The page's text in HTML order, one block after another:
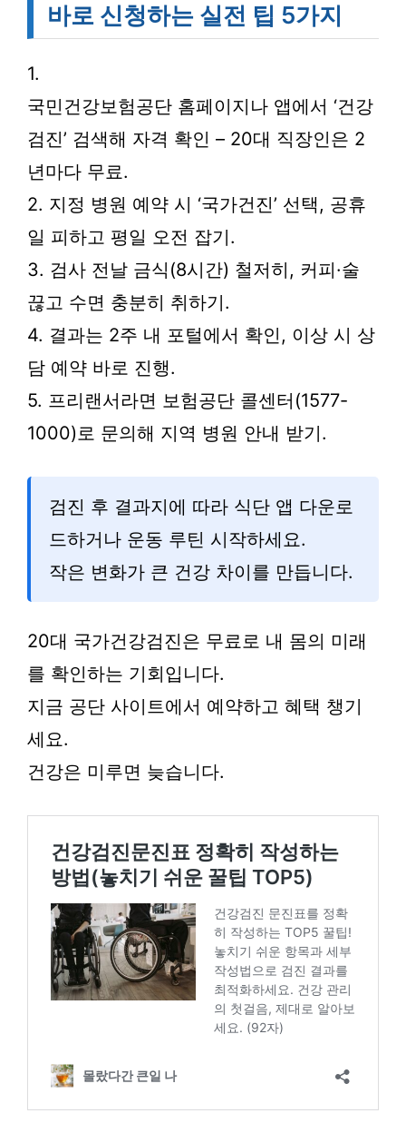
바로 신청하는 실전 팁 5가지
1.
국민건강보험공단 홈페이지나 앱에서 ‘건강
검진’ 검색해 자격 확인 – 20대 직장인은 2
년마다 무료.
2. 지정 병원 예약 시 ‘국가건진’ 선택, 공휴
일 피하고 평일 오전 잡기.
3. 검사 전날 금식(8시간) 철저히, 커피·술
끊고 수면 충분히 취하기.
4. 결과는 2주 내 포털에서 확인, 이상 시 상
담 예약 바로 진행.
5. 프리랜서라면 보험공단 콜센터(1577-
1000)로 문의해 지역 병원 안내 받기.
검진 후 결과지에 따라 식단 앱 다운로
드하거나 운동 루틴 시작하세요.
작은 변화가 큰 건강 차이를 만듭니다.
20대 국가건강검진은 무료로 내 몸의 미래
를 확인하는 기회입니다.
지금 공단 사이트에서 예약하고 혜택 챙기
세요.
건강은 미루면 늦습니다.